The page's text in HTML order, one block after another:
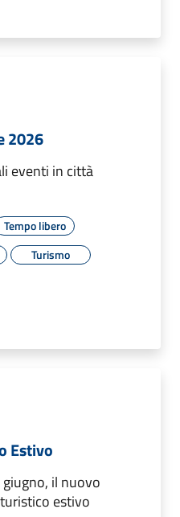
2026
eventi in città
Tempo libero
Turismo
Estivo
il nuovo
estivo